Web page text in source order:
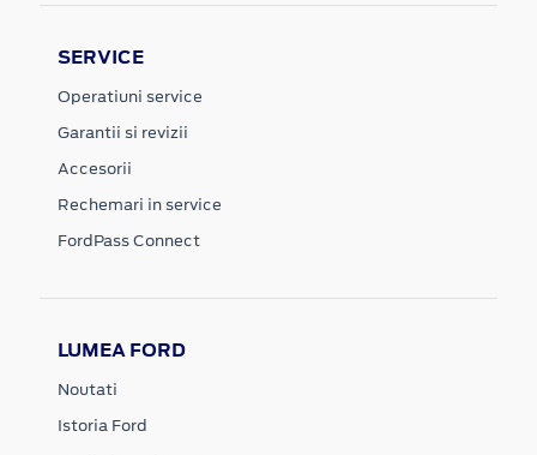
SERVICE
Operatiuni service
Garantii si revizii
Accesorii
Rechemari in service
FordPass Connect
LUMEA FORD
Noutati
Istoria Ford